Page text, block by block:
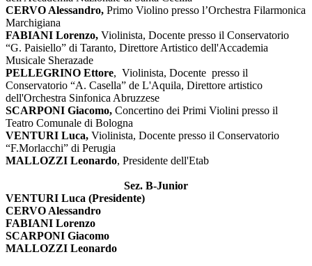
CERVO Alessandro, Primo Violino presso l’Orchestra Filarmonica
Marchigiana
FABIANI Lorenzo, Violinista, Docente presso il Conservatorio
“G. Paisiello” di Taranto, Direttore Artistico dell'Accademia
Musicale Sherazade
PELLEGRINO Ettore, Violinista, Docente presso il
Conservatorio “A. Casella” de L'Aquila, Direttore artistico
dell'Orchestra Sinfonica Abruzzese
SCARPONI Giacomo, Concertino dei Primi Violini presso il
Teatro Comunale di Bologna
VENTURI Luca, Violinista, Docente presso il Conservatorio
“F.Morlacchi” di Perugia
MALLOZZI Leonardo, Presidente dell'Etab
Sez. B-Junior
VENTURI Luca (Presidente)
CERVO Alessandro
FABIANI Lorenzo
SCARPONI Giacomo
MALLOZZI Leonardo